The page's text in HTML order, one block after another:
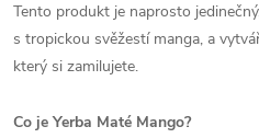
Tento produkt je naprosto
s tropickou svěžestí manga, a
který si zamilujete.
Co je Yerba Maté Mango?